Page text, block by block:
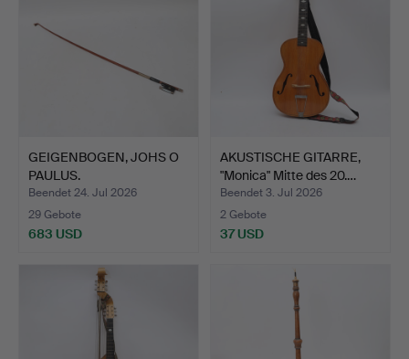
GEIGENBOGEN, JOHS O
PAULUS.
Beendet 24. Jul 2026
29 Gebote
683 USD
AKUSTISCHE GITARRE,
"Monica" Mitte des 20.…
Beendet 3. Jul 2026
2 Gebote
37 USD